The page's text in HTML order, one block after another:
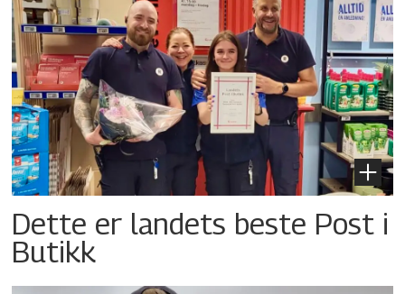
Dette er landets beste Post i
Butikk